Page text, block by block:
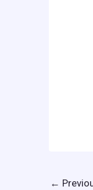
←